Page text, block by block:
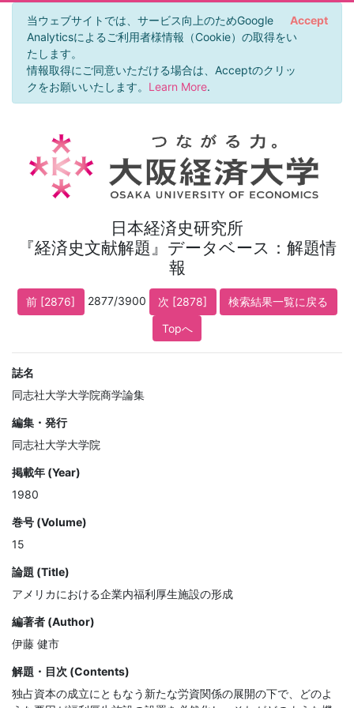
当ウェブサイトでは、サービス向上のためGoogle
Analyticsによるご利用者様情報（Cookie）の取得をい
たします。
情報取得にご同意いただける場合は、Acceptのクリッ
クをお願いいたします。 Learn More.
Accept
日本経済史研究所
『経済史文献解題』データベース：解題情
報
前 [2876] 2877/3900 次 [2878]
検索結果一覧に戻る
Topへ
誌名
同志社大学大学院商学論集
編集・発行
同志社大学大学院
掲載年 (Year)
1980
巻号 (Volume)
15
論題 (Title)
アメリカにおける企業内福利厚生施設の形成
編著者 (Author)
伊藤 健市
解題・目次 (Contents)
独占資本の成立にともなう新たな労資関係の展開の下で、どのよ